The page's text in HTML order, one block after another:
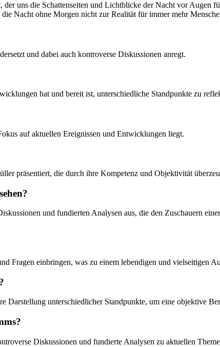
uns die Schattenseiten und Lichtblicke der Nacht vor Augen
Nacht ohne Morgen nicht zur Realität für immer mehr
und dabei auch kontroverse Diskussionen anregt.
hat und bereit ist, unterschiedliche Standpunkte zu
auf aktuellen Ereignissen und Entwicklungen liegt.
präsentiert, die durch ihre Kompetenz und Objektivität
und fundierten Analysen aus, die den Zuschauern
Fragen einbringen, was zu einem lebendigen und vielseitigen
unterschiedlicher Standpunkte, um eine objektive
Diskussionen und fundierte Analysen zu aktuellen